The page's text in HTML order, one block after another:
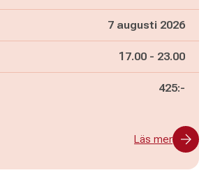
7 augusti 2026
Pågår mellan
17.00 - och
23.00
425:-
Läs mer